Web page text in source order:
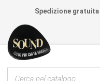
Spedizione gratuita